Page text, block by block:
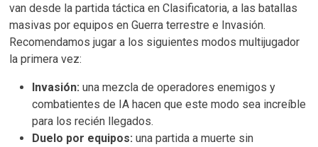
van desde la partida táctica en Clasificatoria, a las batallas
masivas por equipos en Guerra terrestre e Invasión.
Recomendamos jugar a los siguientes modos multijugador
la primera vez:
Invasión: una mezcla de operadores enemigos y
combatientes de IA hacen que este modo sea increíble
para los recién llegados.
Duelo por equipos: una partida a muerte sin